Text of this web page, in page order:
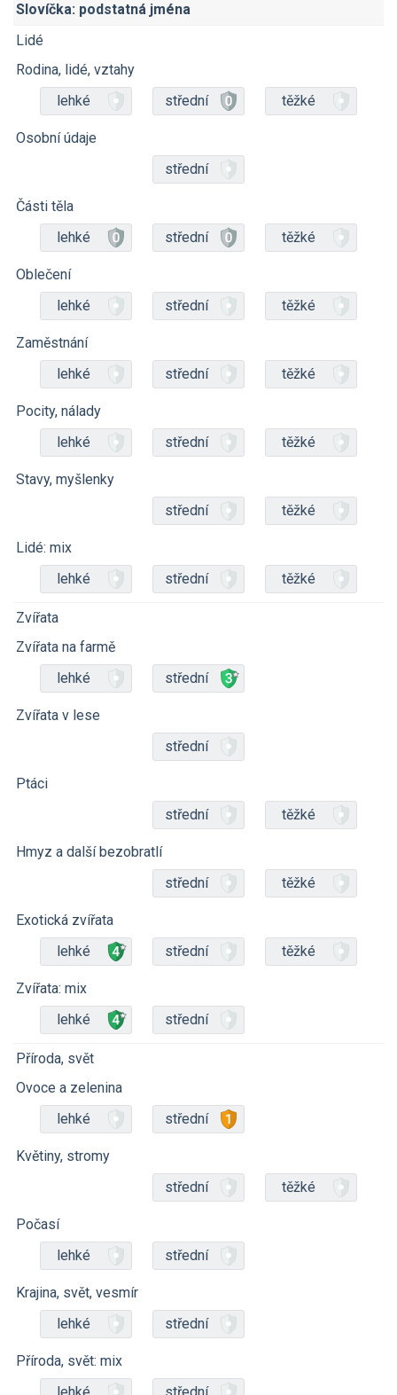
Slovíčka: podstatná jména
Lidé
Rodina, lidé, vztahy
lehké
střední těžké
Osobní údaje
střední
Části těla
lehké
střední těžké
Oblečení
lehké
střední těžké
Zaměstnání
lehké
střední těžké
Pocity, nálady
lehké
střední těžké
Stavy, myšlenky
střední
těžké
Lidé: mix
lehké
střední těžké
Zvířata
Zvířata na farmě
lehké
střední
Zvířata v lese
střední
Ptáci
střední
těžké
Hmyz a další bezobratlí
střední
těžké
Exotická zvířata
lehké
střední těžké
Zvířata: mix
lehké
střední
Příroda, svět
Ovoce a zelenina
lehké
střední
Květiny, stromy
střední
těžké
Počasí
lehké
střední
Krajina, svět, vesmír
lehké
střední
Příroda, svět: mix